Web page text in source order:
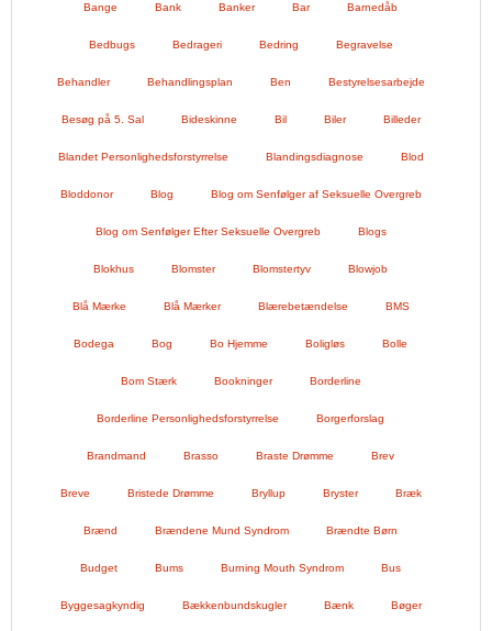
Bange Bank Banker Bar Barnedåb
Bedbugs Bedrageri Bedring Begravelse
Behandler Behandlingsplan Ben Bestyrelsesarbejde
Besøg på 5. Sal Bideskinne Bil Biler Billeder
Blandet Personlighedsforstyrrelse Blandingsdiagnose Blod
Bloddonor Blog Blog om Senfølger af Seksuelle Overgreb
Blog om Senfølger Efter Seksuelle Overgreb Blogs
Blokhus Blomster Blomstertyv Blowjob
Blå Mærke Blå Mærker Blærebetændelse BMS
Bodega Bog Bo Hjemme Boligløs Bolle
Bom Stærk Bookninger Borderline
Borderline Personlighedsforstyrrelse Borgerforslag
Brandmand Brasso Braste Drømme Brev
Breve Bristede Drømme Bryllup Bryster Bræk
Brænd Brændene Mund Syndrom Brændte Børn
Budget Bums Burning Mouth Syndrom Bus
Byggesagkyndig Bækkenbundskugler Bænk Bøger